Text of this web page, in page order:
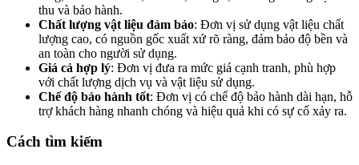
thu và bảo hành.
Chất lượng vật liệu đảm bảo: Đơn vị sử dụng vật liệu chất
lượng cao, có nguồn gốc xuất xứ rõ ràng, đảm bảo độ bền và
an toàn cho người sử dụng.
Giá cả hợp lý: Đơn vị đưa ra mức giá cạnh tranh, phù hợp
với chất lượng dịch vụ và vật liệu sử dụng.
Chế độ bảo hành tốt: Đơn vị có chế độ bảo hành dài hạn, hỗ
trợ khách hàng nhanh chóng và hiệu quả khi có sự cố xảy ra.
Cách tìm kiếm